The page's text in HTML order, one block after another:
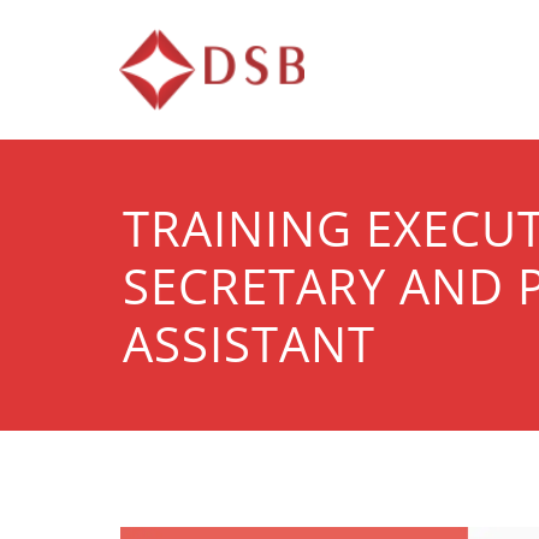
TRAINING
SECRETARY AND
ASSISTANT